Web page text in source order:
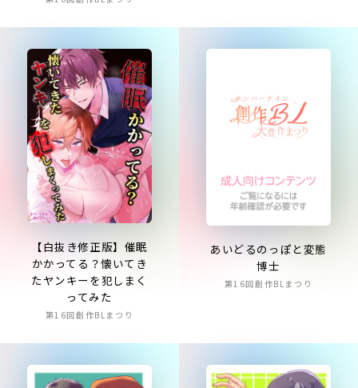
【白抜き修正版】催眠
かかってる？懐いてき
たヤンキーを犯しまく
ってみた
第16回創作BLまつり
あいどるのっぽと変態
博士
第16回創作BLまつり